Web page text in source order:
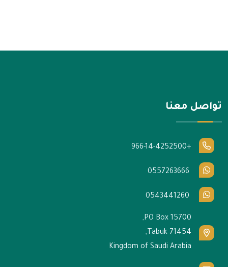
تواصل معنا
+966-14-4252500
PO Box 15700,
Tabuk 71454,
Kingdom of Saudi Arabia